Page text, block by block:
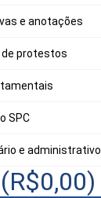
e anotações
protestos
SPC
e administrativo
(R$0,00)